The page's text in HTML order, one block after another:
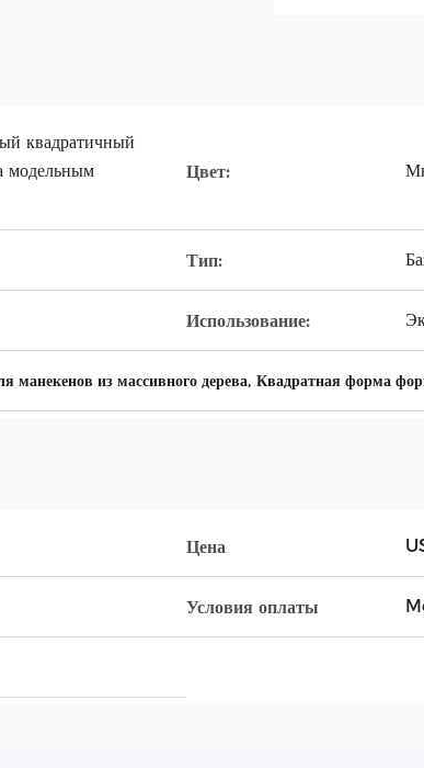
квадратичный
модельным
Цвет:
Тип:
Использование:
манекенов из массивного дерева, Квадратная форма
Цена
Условия оплаты